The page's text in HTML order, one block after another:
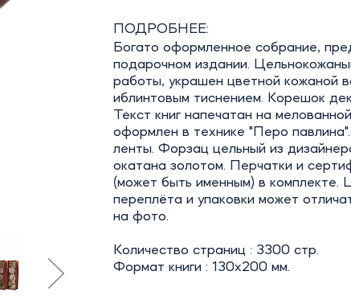
ПОДРОБНЕЕ:
Богато оформленное собрание,
подарочном издании.
работы, украшен цветной кожаной
иблинтовым тиснением. Корешок
Текст книг напечатан на
оформлен в технике "Перо
ленты. Форзац цельный из
окатана золотом. Перчатки и
(может быть именным) в комплекте.
переплёта и упаковки может
на фото.
Количество страниц : 3300 стр.
Формат книги : 130х200 мм.